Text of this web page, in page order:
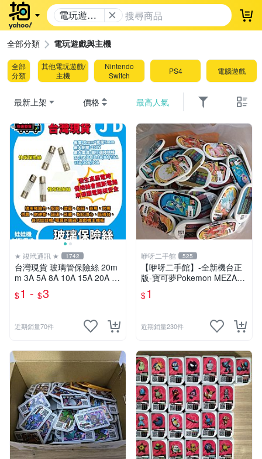
電玩遊戲
與主機
登
全部分類 電玩遊戲與主機
全部
分類
其他電玩遊戲/
主機
Nintendo
Switch
PS4 電腦遊戲
最新上架 價格 最高人氣
★ 竣玳通訊 ★ 1742
台灣現貨 玻璃管保險絲 20m
m 3A 5A 8A 10A 15A 20A 30
A 主機板保險絲 冠興 財神爺
飛絡力 娃娃機零件
$1 - $3
近期銷量70件
咿呀二手館 525
【咿呀二手館】-全新機台正
版-寶可夢Pokemon MEZAST
AR星塵寶可夢卡匣- 混各彈星
塵寶可夢卡匣- 2.3.4星隨機
$1
近期銷量230件